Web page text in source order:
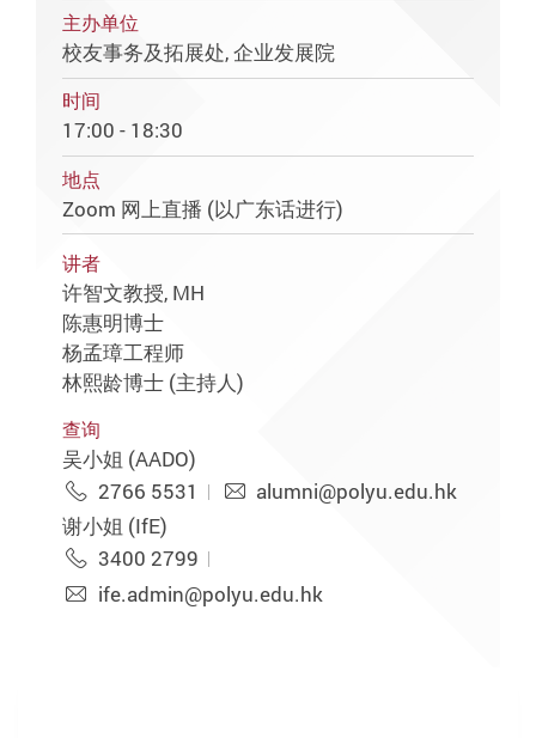
主办单位
校友事务及拓展处, 企业发展院
时间
17:00 - 18:30
地点
Zoom 网上直播 (以广东话进行)
讲者
许智文教授, MH
陈惠明博士
杨孟璋工程师
林熙龄博士 (主持人)
查询
吴小姐 (AADO)
2766 5531
alumni@polyu.edu.hk
谢小姐 (IfE)
3400 2799
ife.admin@polyu.edu.hk